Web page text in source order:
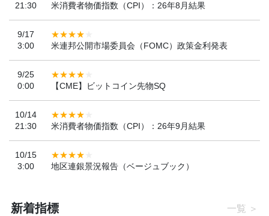
21:30
米消費者物価指数（CPI）：26年8月結果
9/17
3:00
米連邦公開市場委員会（FOMC）政策金利発表
9/25
0:00
【CME】ビットコイン先物SQ
10/14
21:30
米消費者物価指数（CPI）：26年9月結果
10/15
3:00
地区連銀景況報告（ベージュブック）
新着指標 一覧